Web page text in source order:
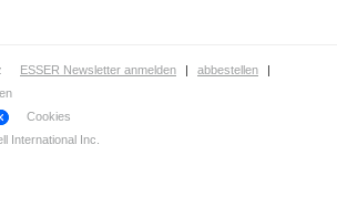
ESSER Newsletter anmelden | abbestellen
|
Cookies
International Inc.